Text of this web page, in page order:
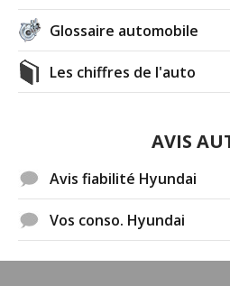
Glossaire automobile
Les chiffres de l'auto
AVIS
Avis fiabilité Hyundai
Vos conso. Hyundai